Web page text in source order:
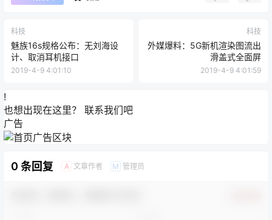
科技
魅族16s规格公布：无刘海设
计、取消耳机接口
2019-4-9 4:01:10
科技
外媒爆料：5G新机渲染图流出
滑盖式全面屏
2019-4-9 4:01:59
!
也想出现在这里？ 联系我们吧
广告
0 条回复 A 文章作者 M 管理员